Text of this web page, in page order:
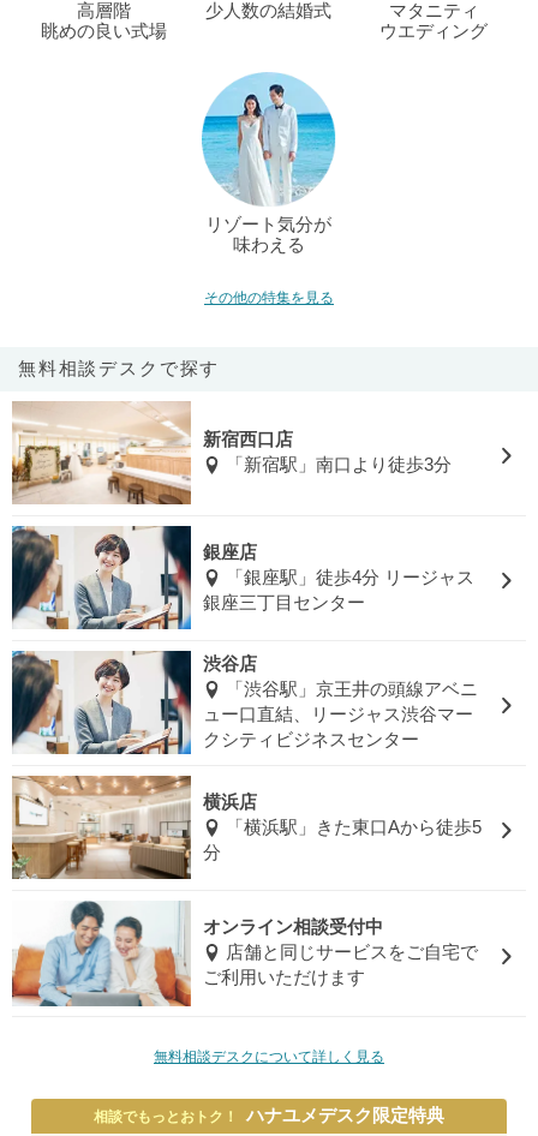
高層階
眺めの良い式場
少人数の結婚式
マタニティ
ウエディング
リゾート気分が
味わえる
その他の特集を見る
無料相談デスクで探す
新宿西口店
「新宿駅」南口より徒歩3分
銀座店
「銀座駅」徒歩4分 リージャス
銀座三丁目センター
渋谷店
「渋谷駅」京王井の頭線アベニ
ュー口直結、リージャス渋谷マー
クシティビジネスセンター
横浜店
「横浜駅」きた東口Aから徒歩5
分
オンライン相談受付中
店舗と同じサービスをご自宅で
ご利用いただけます
無料相談デスクについて詳しく見る
相談でもっとおトク！ ハナユメデスク限定特典